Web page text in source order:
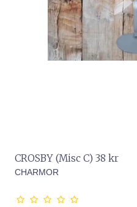
CROSBY (Misc C) 38 kr
CHARMOR